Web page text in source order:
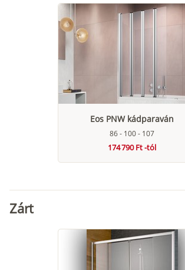
Eos PNW kádparaván
86 - 100 - 107
174 790 Ft -tól
Zárt